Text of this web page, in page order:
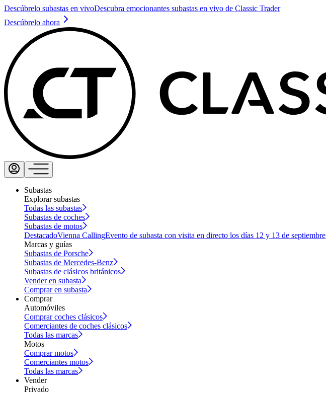
Descúbrelo subastas en vivoDescubra emocionantes subastas en vivo de Classic Trader
Descúbrelo ahora
Subastas
Explorar subastas
Todas las subastas
Subastas de coches
Subastas de motos
DestacadoVienna CallingEvento de subasta con visita en directo los días 12 y 13 de septiembre
Marcas y guías
Subastas de Porsche
Subastas de Mercedes-Benz
Subastas de clásicos británicos
Vender en subasta
Comprar en subasta
Comprar
Automóviles
Comprar coches clásicos
Comerciantes de coches clásicos
Todas las marcas
Motos
Comprar motos
Comerciantes motos
Todas las marcas
Vender
Privado